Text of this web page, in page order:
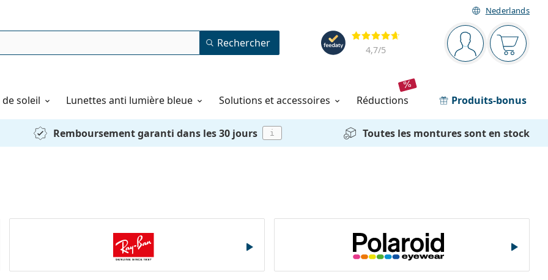
Nederlands
Barre de navigation
Vous êtesVotre
Évaluation
4,7/5
Rechercher
soleil Lunettes anti lumière bleue Solutions et accessoires réductions Produits-bonus
Remboursement garanti dans les 30 jours i Toutes les montures sont en stock